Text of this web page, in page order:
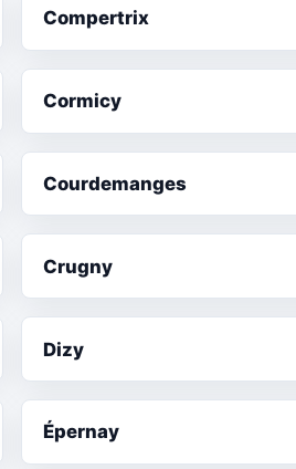
Compertrix
Cormicy
Courdemanges
Crugny
Dizy
Épernay